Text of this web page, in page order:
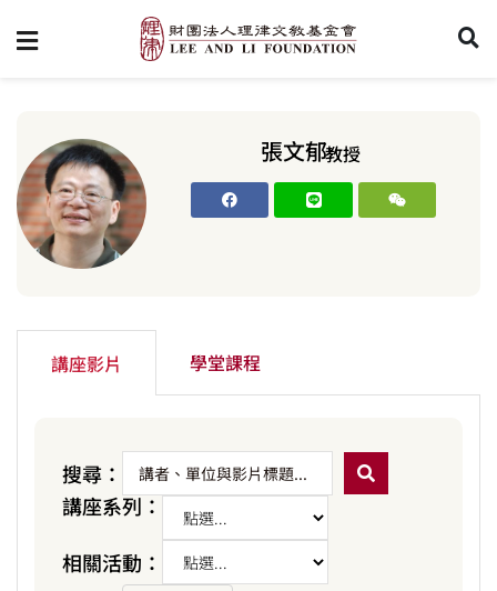
張文郁教授
講座影片 學堂課程
搜尋：
講座系列：
相關活動：